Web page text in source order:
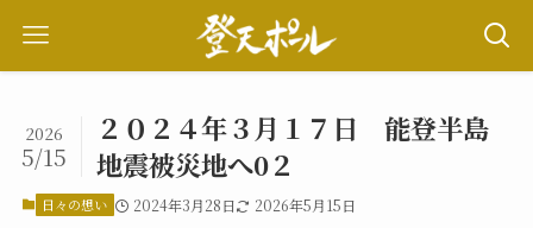
２０２４年３月１７日 能登半島
地震被災地へ0２
2026
5/15
日々の想い 2024年3月28日 2026年5月15日